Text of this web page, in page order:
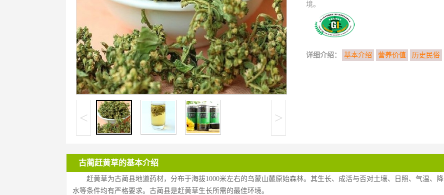
< >
境。
详细介绍： 基本介绍 营养价值 历史民俗
古蔺赶黄草的基本介绍
赶黄草为古蔺县地道药材，分布于海拔1000米左右的乌蒙山麓原始森林。其生长、成活与否对土壤、日照、气温、降
水等条件均有严格要求。古蔺县是赶黄草生长所需的最佳环境。